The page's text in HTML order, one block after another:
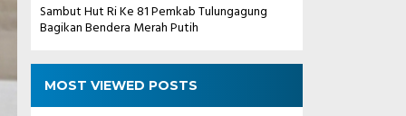
Sambut Hut Ri Ke 81 Pemkab Tulungagung
Bagikan Bendera Merah Putih
MOST VIEWED POSTS